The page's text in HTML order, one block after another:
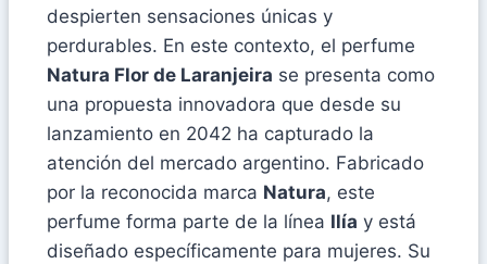
despierten sensaciones únicas y
perdurables. En este contexto, el perfume
Natura Flor de Laranjeira se presenta como
una propuesta innovadora que desde su
lanzamiento en 2042 ha capturado la
atención del mercado argentino. Fabricado
por la reconocida marca Natura, este
perfume forma parte de la línea Ilía y está
diseñado específicamente para mujeres. Su